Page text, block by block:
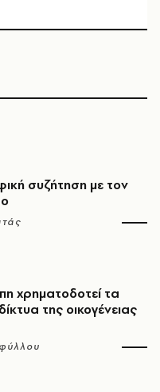
συζήτηση με τον
χρηματοδοτεί τα
της οικογένειας